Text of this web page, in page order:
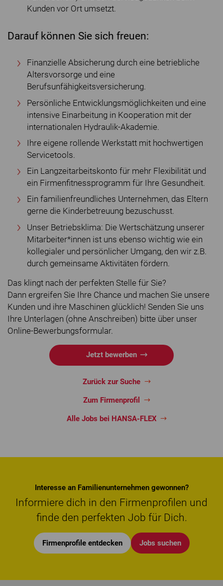
Kunden vor Ort umsetzt.
Darauf können Sie sich freuen:
Finanzielle Absicherung durch eine betriebliche
Altersvorsorge und eine
Berufsunfähigkeitsversicherung.
Persönliche Entwicklungsmöglichkeiten und eine
intensive Einarbeitung in Kooperation mit der
internationalen Hydraulik-Akademie.
Ihre eigene rollende Werkstatt mit hochwertigen
Servicetools.
Ein Langzeitarbeitskonto für mehr Flexibilität und
ein Firmenfitnessprogramm für Ihre Gesundheit.
Ein familienfreundliches Unternehmen, das Eltern
gerne die Kinderbetreuung bezuschusst.
Unser Betriebsklima: Die Wertschätzung unserer
Mitarbeiter*innen ist uns ebenso wichtig wie ein
kollegialer und persönlicher Umgang, den wir z.B.
durch gemeinsame Aktivitäten fördern.
Das klingt nach der perfekten Stelle für Sie?
Dann ergreifen Sie Ihre Chance und machen Sie unsere
Kunden und ihre Maschinen glücklich! Senden Sie uns
Ihre Unterlagen (ohne Anschreiben) bitte über unser
Online-Bewerbungsformular.
Jetzt bewerben
Zurück zur Suche
Zum Firmenprofil
Alle Jobs bei HANSA-FLEX
Interesse an Familienunternehmen gewonnen?
Informiere dich in den Firmenprofilen und
finde den perfekten Job für Dich.
Firmenprofile entdecken Jobs suchen